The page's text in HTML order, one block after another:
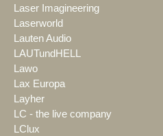
Laser Imagineering
Laserworld
Lauten Audio
LAUTundHELL
Lawo
Lax Europa
Layher
LC - the live company
LClux